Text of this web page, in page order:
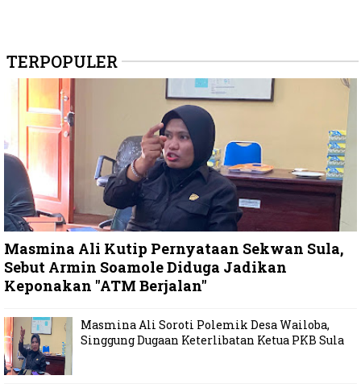
TERPOPULER
Masmina Ali Kutip Pernyataan Sekwan Sula,
Sebut Armin Soamole Diduga Jadikan
Keponakan "ATM Berjalan"
Masmina Ali Soroti Polemik Desa Wailoba,
Singgung Dugaan Keterlibatan Ketua PKB Sula